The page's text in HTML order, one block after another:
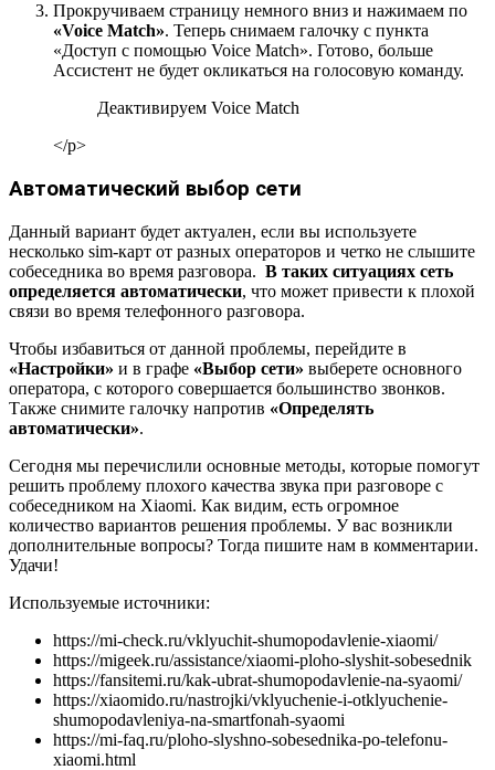
Прокручиваем страницу немного вниз и нажимаем по
«Voice Match». Теперь снимаем галочку с пункта
«Доступ с помощью Voice Match». Готово, больше
Ассистент не будет окликаться на голосовую команду.
Деактивируем Voice Match
</p>
Автоматический выбор сети
Данный вариант будет актуален, если вы используете
несколько sim-карт от разных операторов и четко не слышите
собеседника во время разговора. В таких ситуациях сеть
определяется автоматически, что может привести к плохой
связи во время телефонного разговора.
Чтобы избавиться от данной проблемы, перейдите в
«Настройки» и в графе «Выбор сети» выберете основного
оператора, с которого совершается большинство звонков.
Также снимите галочку напротив «Определять
автоматически».
Сегодня мы перечислили основные методы, которые помогут
решить проблему плохого качества звука при разговоре с
собеседником на Xiaomi. Как видим, есть огромное
количество вариантов решения проблемы. У вас возникли
дополнительные вопросы? Тогда пишите нам в комментарии.
Удачи!
Используемые источники:
https://mi-check.ru/vklyuchit-shumopodavlenie-xiaomi/
https://migeek.ru/assistance/xiaomi-ploho-slyshit-sobesednik
https://fansitemi.ru/kak-ubrat-shumopodavlenie-na-syaomi/
https://xiaomido.ru/nastrojki/vklyuchenie-i-otklyuchenie-
shumopodavleniya-na-smartfonah-syaomi
https://mi-faq.ru/ploho-slyshno-sobesednika-po-telefonu-
xiaomi.html